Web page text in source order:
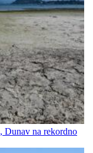
Dunav na rekordno